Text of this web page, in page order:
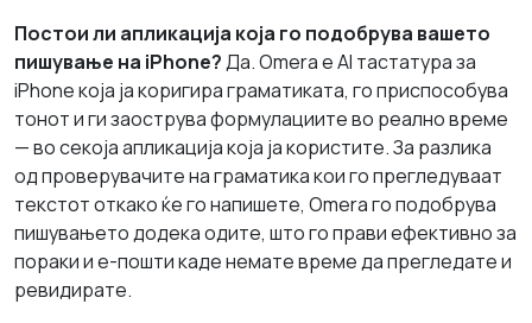
Постои ли апликација која го подобрува вашето
пишување на iPhone?Да. Omera е AI тастатура за
iPhone која ја коригира граматиката, го приспособува
тонот и ги заострува формулациите во реално време
— во секоја апликација која ја користите. За разлика
од проверувачите на граматика кои го прегледуваат
текстот откако ќе го напишете, Omera го подобрува
пишувањето додека одите, што го прави ефективно за
пораки и е-пошти каде немате време да прегледате и
ревидирате.